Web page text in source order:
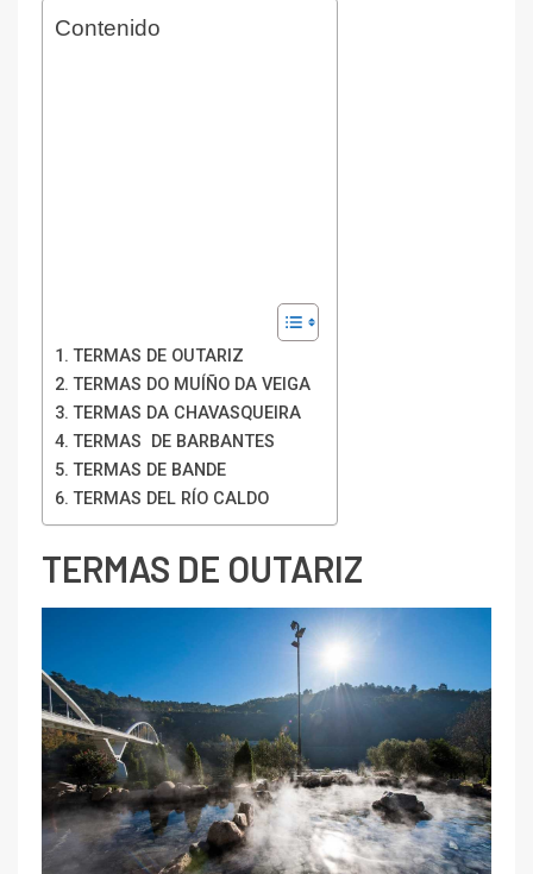
Contenido
TERMAS DE OUTARIZ
TERMAS DO MUÍÑO DA VEIGA
TERMAS DA CHAVASQUEIRA
TERMAS DE BARBANTES
TERMAS DE BANDE
TERMAS DEL RÍO CALDO
TERMAS DE OUTARIZ